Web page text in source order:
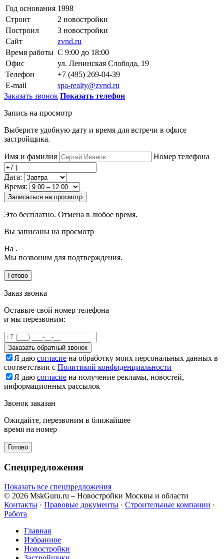
Год основания 1998
Строит
2 новостройки
Построил
3 новостройки
Сайт
zvnd.ru
Время работы С 9:00 до 18:00
Офис
ул. Ленинская Слобода, 19
Телефон
+7 (495) 269-04-39
E-mail
spa-realty@zvnd.ru
Заказать звонок Показать телефон
Запись на просмотр
Выберите удобную дату и время для встречи в офисе
застройщика.
Имя и фамилия Номер телефона
Дата:
Время:
Записаться на просмотр
Это бесплатно. Отмена в любое время.
Вы записаны на просмотр
На .
Мы позвоним для подтверждения.
Готово
Заказ звонка
Оставьте свой номер телефона
и мы перезвоним:
Заказать обратный звонок
Я даю согласие на обработку моих персональных данных в
соответствии с Политикой конфиденциальности
Я даю согласие на получение рекламы, новостей,
информационных рассылок
Звонок заказан
Ожидайте, перезвоним в ближайшее
время на номер
Готово
Спецпредложения
Показать все спецпредложения
© 2026 MskGuru.ru – Новостройки Москвы и области
Контакты · Правовые документы · Строительные компании ·
Работа
Главная
Избранное
Новостр ойки